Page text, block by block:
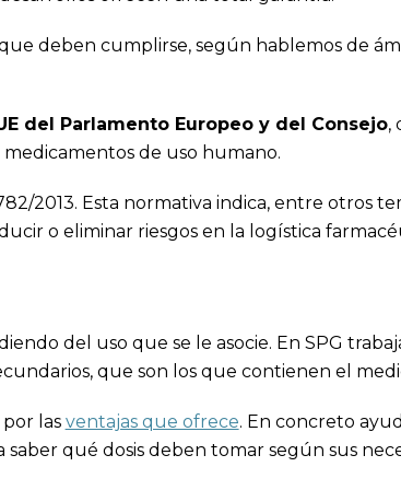
deben cumplirse, según hablemos de
del Parlamento Europeo y del Consejo,
medicamentos de uso humano.
2013. Esta normativa indica, entre otros
o eliminar riesgos en la logística
del uso que se le asocie. En SPG
que son los que contienen el
por las ventajas que ofrece. En concreto
qué dosis deben tomar según sus